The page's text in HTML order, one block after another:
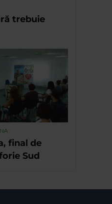
trebuie
final de
Sud